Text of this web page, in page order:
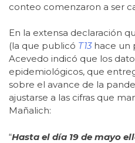
conteo comenzaron a ser
En la extensa declaración
(la que publicó T13hace un
Acevedo indicó que los
epidemiológicos, que
sobre el avance de la
ajustarse a las cifras que
Mañalich:
“Hasta el día 19 de mayo